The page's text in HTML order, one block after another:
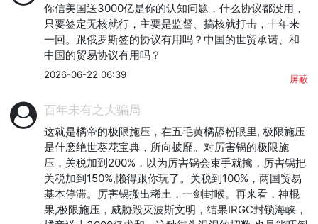
你信美国送3000亿是你的认知问题，什么协议都没用，
只要签定无核就行，主要是监督、搞核就打击，十年来
一回。跟俄罗斯签的协议有用吗？中国的世贸承诺、和
中国的贸易协议有用吗？
2026-06-22 06:39 屏蔽
百年未有之大骗局
这就是橘帝的极限施压，在五毛黄橘舔粉眼里, 极限施压
是什麽绝世葵花宝典，所向披靡。对厉害锅的极限施
压，关税加到200%，以为厉害锅会束手就擒，厉害锅把
关税加到150%,懒得跟你玩了。关税到100%，两国贸易
基本停滞。厉害锅搬出稀土，一剑封喉。再来看，神棍
果,极限施压，威胁毁灭波斯文明，结果IRGC封锁海峡，